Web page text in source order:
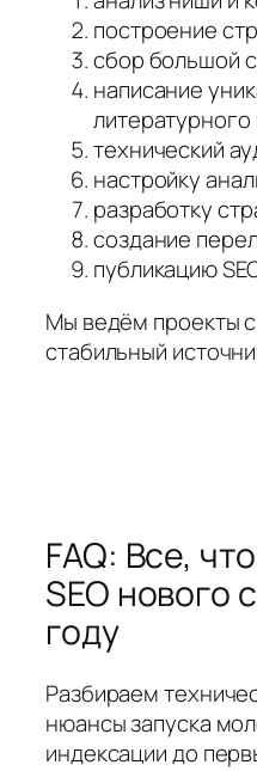
построение
сбор большой
написание
литературного
технический
настройку
разработку
создание
публикацию
Мы ведём проекты
стабильный
FAQ: Все,
SEO нового
году
Разбираем
нюансы запуска
индексации до